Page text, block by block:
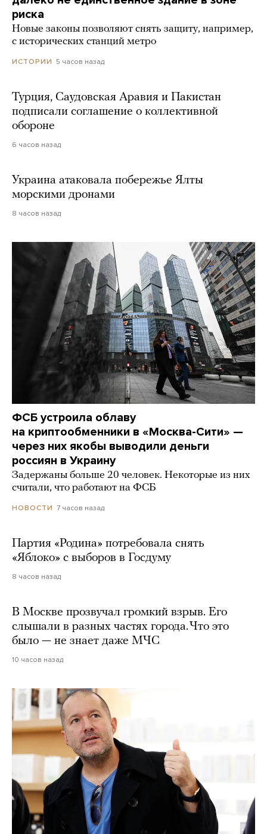
риска
Новые законы позволяют снять защиту, например,
с исторических станций метро
ИСТОРИИ 5 часов назад
Турция, Саудовская Аравия и Пакистан
подписали соглашение о коллективной
обороне
6 часов назад
Украина атаковала побережье Ялты
морскими дронами
8 часов назад
ФСБ устроила облаву
на криптообменники в «Москва-Сити» —
через них якобы выводили деньги
россиян в Украину
Задержаны больше 20 человек. Некоторые из них
считали, что работают на ФСБ
НОВОСТИ 7 часов назад
Партия «Родина» потребовала снять
«Яблоко» с выборов в Госдуму
8 часов назад
В Москве прозвучал громкий взрыв. Его
слышали в разных частях города. Что это
было — не знает даже МЧС
10 часов назад